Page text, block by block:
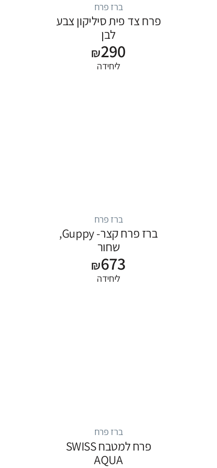
ברז פרח
פרח צד פית סיליקון צבע
לבן
₪290
ליחידה
ברז פרח
ברז פרח קצר- Guppy,
שחור
₪673
ליחידה
ברז פרח
פרח למטבח SWISS
AQUA